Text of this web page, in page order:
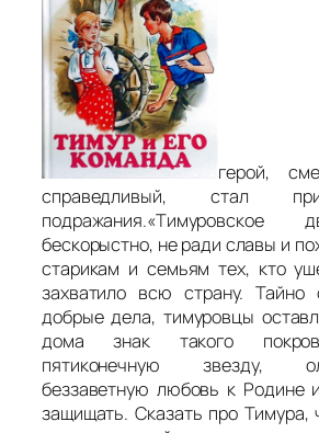
герой,
справедливый, стал
бескорыстно, не ради славы и
старикам и семьям тех, кто
захватило всю страну. Тайно
добрые дела, тимуровцы
дома знак такого
пятиконечную звезду,
беззаветную любовь к Родине
защищать. Сказать про Тимура,